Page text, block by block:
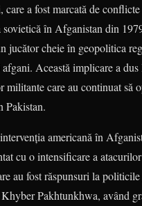
care a fost marcată de
în Afganistan din
jucător cheie în geopolitica
Această implicare a dus
care au continuat să
Pakistan.
americană în
cu o intensificare a
au fost răspunsuri la
Pakhtunkhwa, având